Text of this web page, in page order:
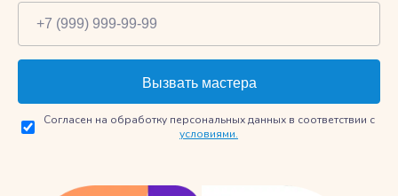
Согласен на обработку персональных данных в соответствии с
условиями.